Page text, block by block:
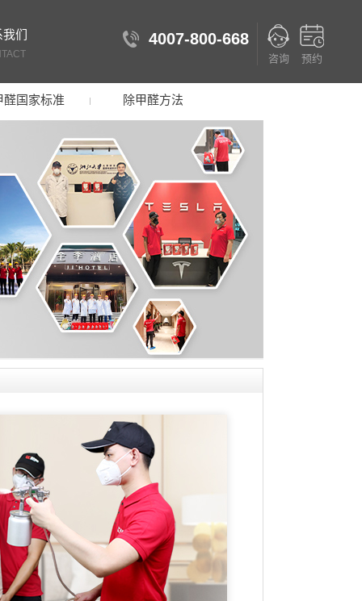
们 4007-800-668
咨询 预约
醛国家标准 除甲醛方法